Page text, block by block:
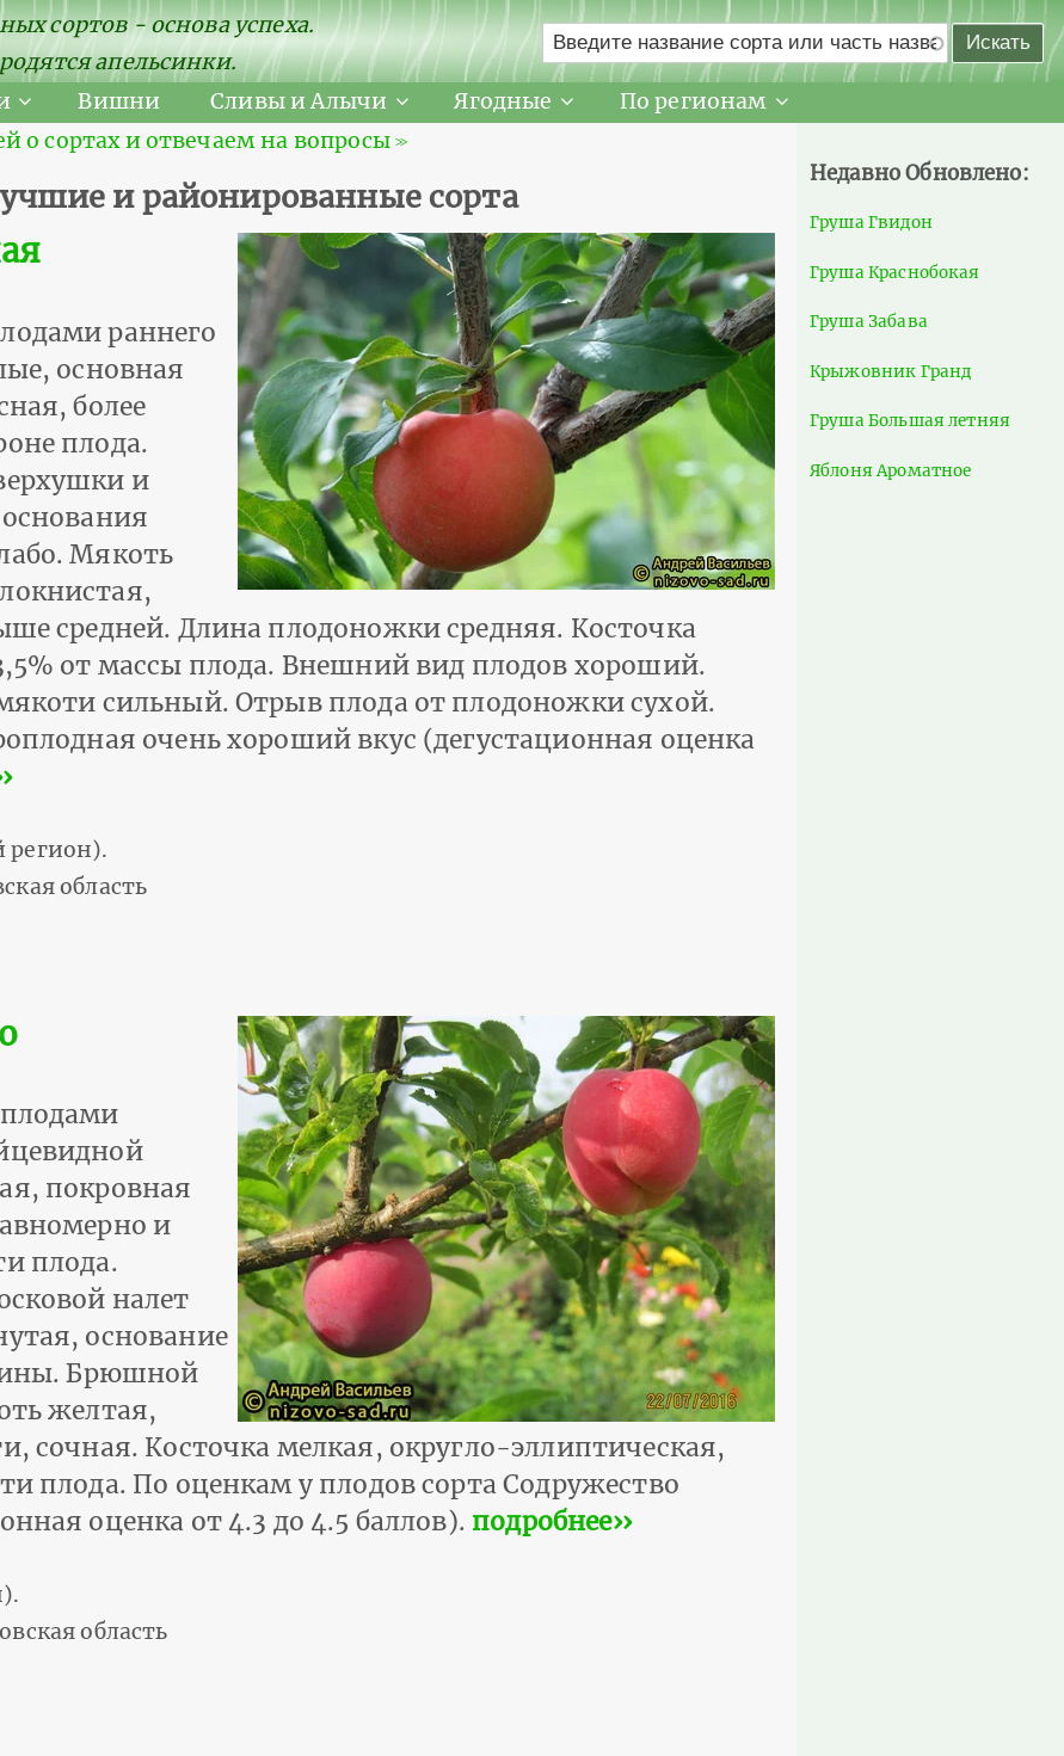
сортов - основа успеха.
апельсинки.
Вишни Сливы и Алычи Ягодные
По регионам
сортах и отвечаем на вопросы ≫
и районированные сорта
раннего
основная
более
плода.
и
Мякоть
средней. Длина плодоножки средняя. Косточка
от массы плода. Внешний вид плодов хороший.
сильный. Отрыв плода от плодо­ножки сухой.
очень хороший вкус (дегустационная оценка
регион).
область
покровная
и
плода.
налет
основание
Брюшной
желтая,
сочная. Косточка мелкая, округло-эллиптическая,
плода. По оценкам у плодов сорта Содружество
оценка от 4.3 до 4.5 баллов). подробнее››
область
Недавно Обновлено:
Груша Гвидон
Груша Краснобокая
Груша Забава
Крыжовник Гранд
Груша Большая летняя
Яблоня Ароматное